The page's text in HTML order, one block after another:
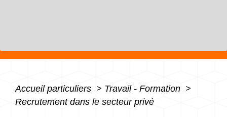
Accueil particuliers > Travail - Formation >
Recrutement dans le secteur privé